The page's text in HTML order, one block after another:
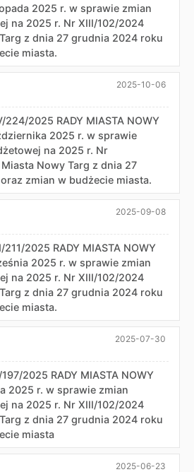
2025 r. w sprawie zmian
na 2025 r. Nr XIII/102/2024
z dnia 27 grudnia 2024 roku
miasta.
2025-10-06
224/2025 RADY MIASTA NOWY
2025 r. w sprawie
na 2025 r. Nr
Nowy Targ z dnia 27
zmian w budżecie miasta.
2025-09-08
211/2025 RADY MIASTA NOWY
2025 r. w sprawie zmian
na 2025 r. Nr XIII/102/2024
z dnia 27 grudnia 2024 roku
miasta.
2025-07-30
2025 RADY MIASTA NOWY
2025 r. w sprawie zmian
na 2025 r. Nr XIII/102/2024
z dnia 27 grudnia 2024 roku
miasta
2025-06-23